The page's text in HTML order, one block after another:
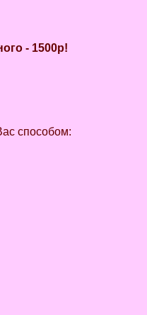
- 1500р!
способом: